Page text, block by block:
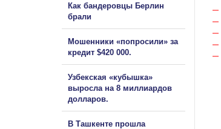
Как бандеровцы Берлин
брали
Мошенники «попросили» за
кредит $420 000.
Узбекская «кубышка»
выросла на 8 миллиардов
долларов.
В Ташкенте прошла